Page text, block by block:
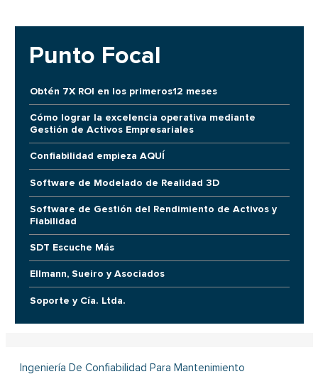
Punto Focal
Obtén 7X ROI en los primeros12 meses
Cómo lograr la excelencia operativa mediante
Gestión de Activos Empresariales
Confiabilidad empieza AQUÍ
Software de Modelado de Realidad 3D
Software de Gestión del Rendimiento de Activos y
Fiabilidad
SDT Escuche Más
Ellmann, Sueiro y Asociados
Soporte y Cía. Ltda.
Ingeniería De Confiabilidad Para Mantenimiento